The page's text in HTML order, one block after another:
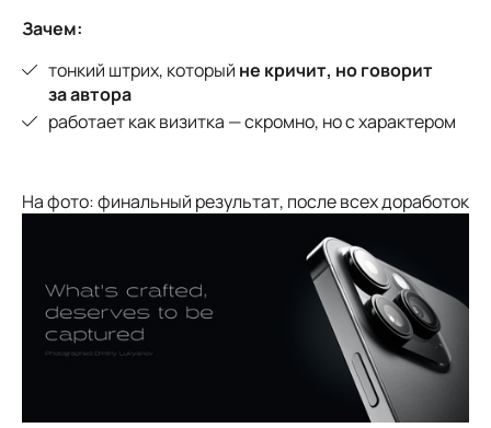
Зачем:
тонкий штрих, который не кричит, но говорит
за автора
работает как визитка — скромно, но с характером
На фото: финальный результат, после всех доработок